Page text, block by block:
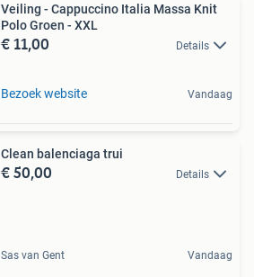
Veiling - Cappuccino Italia Massa Knit
Polo Groen - XXL
€ 11,00 Details
Bezoek website Vandaag
Clean balenciaga trui
€ 50,00 Details
Sas van Gent Vandaag